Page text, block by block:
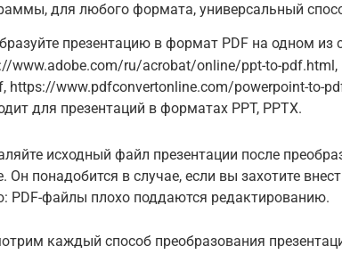
для любого формата, универсальный
презентацию в формат PDF на одном из
www.adobe.com/ru/acrobat/online/ppt-to-
https://www.pdfconvertonline.com/powerpoint-to-
для презентаций в форматах PPT, PPTX.
исходный файл презентации после
Он понадобится в случае, если вы захотите
PDF-файлы плохо поддаются редактированию.
каждый способ преобразования